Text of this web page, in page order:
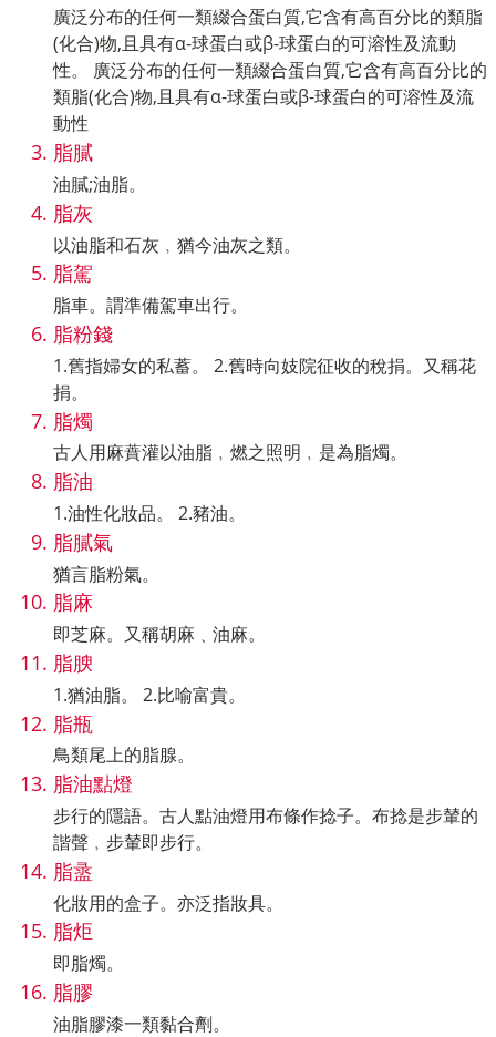
廣泛分布的任何一類綴合蛋白質,它含有高百分比的類脂
(化合)物,且具有α-球蛋白或β-球蛋白的可溶性及流動
性。 廣泛分布的任何一類綴合蛋白質,它含有高百分比的
類脂(化合)物,且具有α-球蛋白或β-球蛋白的可溶性及流
動性
脂膩
油膩;油脂。
脂灰
以油脂和石灰﹐猶今油灰之類。
脂駕
脂車。謂準備駕車出行。
脂粉錢
1.舊指婦女的私蓄。 2.舊時向妓院征收的稅捐。又稱花
捐。
脂燭
古人用麻蕡灌以油脂﹐燃之照明﹐是為脂燭。
脂油
1.油性化妝品。 2.豬油。
脂膩氣
猶言脂粉氣。
脂麻
即芝麻。又稱胡麻﹑油麻。
脂腴
1.猶油脂。 2.比喻富貴。
脂瓶
鳥類尾上的脂腺。
脂油點燈
步行的隱語。古人點油燈用布條作捻子。布捻是步輦的
諧聲﹐步輦即步行。
脂盝
化妝用的盒子。亦泛指妝具。
脂炬
即脂燭。
脂膠
油脂膠漆一類黏合劑。